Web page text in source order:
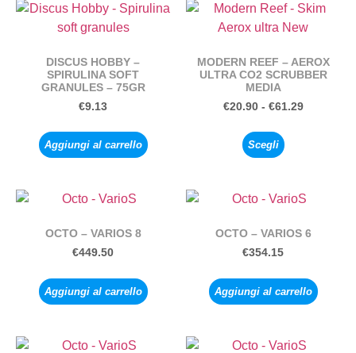
DISCUS HOBBY –
SPIRULINA SOFT
GRANULES – 75GR
€9.13
Aggiungi al carrello
MODERN REEF – AEROX
ULTRA CO2 SCRUBBER
MEDIA
€20.90 - €61.29
Scegli
OCTO – VARIOS 8
€449.50
Aggiungi al carrello
OCTO – VARIOS 6
€354.15
Aggiungi al carrello